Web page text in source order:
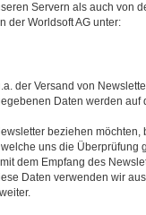
Servern als auch von
der Worldsoft AG unter:
der Versand von
Daten werden
beziehen
uns die
dem Empfang des
Daten verwenden wir